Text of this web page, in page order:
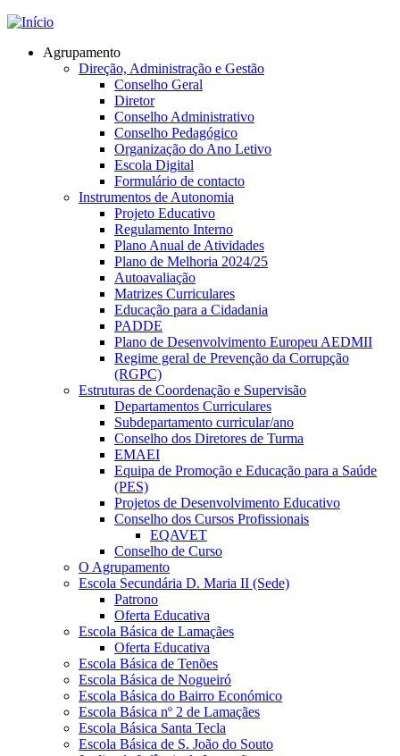
Jump to navigation
Agrupamento
Direção, Administração e Gestão
Conselho Geral
Diretor
Conselho Administrativo
Conselho Pedagógico
Organização do Ano Letivo
Escola Digital
Formulário de contacto
Instrumentos de Autonomia
Projeto Educativo
Regulamento Interno
Plano Anual de Atividades
Plano de Melhoria 2024/25
Autoavaliação
Matrizes Curriculares
Educação para a Cidadania
PADDE
Plano de Desenvolvimento Europeu AEDMII
Regime geral de Prevenção da Corrupção
(RGPC)
Estruturas de Coordenação e Supervisão
Departamentos Curriculares
Subdepartamento curricular/ano
Conselho dos Diretores de Turma
EMAEI
Equipa de Promoção e Educação para a Saúde
(PES)
Projetos de Desenvolvimento Educativo
Conselho dos Cursos Profissionais
EQAVET
Conselho de Curso
O Agrupamento
Escola Secundária D. Maria II (Sede)
Patrono
Oferta Educativa
Escola Básica de Lamaçães
Oferta Educativa
Escola Básica de Tenões
Escola Básica de Nogueiró
Escola Básica do Bairro Económico
Escola Básica nº 2 de Lamaçães
Escola Básica Santa Tecla
Escola Básica de S. João do Souto